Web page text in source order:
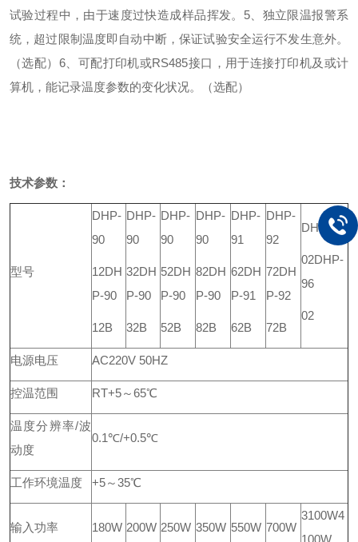
试验过程中，由于速度过快造成样品挥发。 5、独立限温报警系
统，超过限制温度即自动中断，保证试验安全运行不发生意外。
（选配） 6、可配打印机或RS485接口，用于连接打印机及或计
算机，能记录温度参数的变化状况。（选配）
技术参数：
型号
DHP-
90
12DH
P-90
12B
DHP-
90
32DH
P-90
32B
DHP-
90
52DH
P-90
52B
DHP-
90
82DH
P-90
82B
DHP-
91
62DH
P-91
62B
DHP-
92
72DH
P-92
72B
DHP-94
02DHP-
96
02
电源电压 AC220V 50HZ
控温范围 RT+5～65℃
温度分辨率/波
动度
0.1℃/+0.5℃
工作环境温度 +5～35℃
输入功率 180W 200W 250W 350W 550W 700W
3100W4
100W